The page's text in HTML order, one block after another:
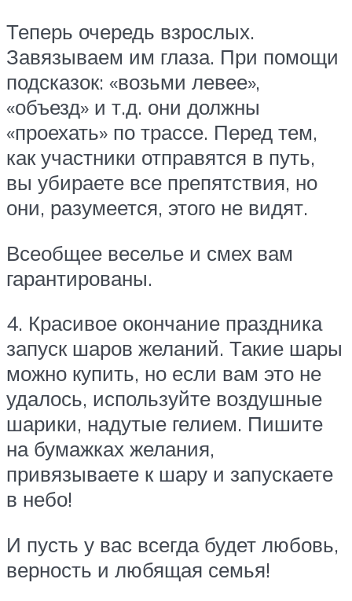
Теперь очередь взрослых.
Завязываем им глаза. При помощи
подсказок: «возьми левее»,
«объезд» и т.д. они должны
«проехать» по трассе. Перед тем,
как участники отправятся в путь,
вы убираете все препятствия, но
они, разумеется, этого не видят.
Всеобщее веселье и смех вам
гарантированы.
4. Красивое окончание праздника
запуск шаров желаний. Такие шары
можно купить, но если вам это не
удалось, используйте воздушные
шарики, надутые гелием. Пишите
на бумажках желания,
привязываете к шару и запускаете
в небо!
И пусть у вас всегда будет любовь,
верность и любящая семья!